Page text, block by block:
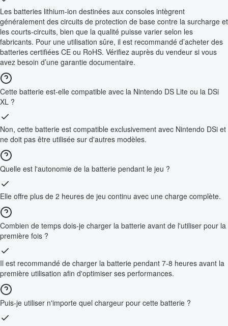
Les batteries lithium-ion destinées aux consoles intègrent
généralement des circuits de protection de base contre la surcharge et
les courts-circuits, bien que la qualité puisse varier selon les
fabricants. Pour une utilisation sûre, il est recommandé d’acheter des
batteries certifiées CE ou RoHS. Vérifiez auprès du vendeur si vous
avez besoin d’une garantie documentaire.
Cette batterie est-elle compatible avec la Nintendo DS Lite ou la DSi
XL ?
Non, cette batterie est compatible exclusivement avec Nintendo DSi et
ne doit pas être utilisée sur d'autres modèles.
Quelle est l'autonomie de la batterie pendant le jeu ?
Elle offre plus de 2 heures de jeu continu avec une charge complète.
Combien de temps dois-je charger la batterie avant de l'utiliser pour la
première fois ?
Il est recommandé de charger la batterie pendant 7-8 heures avant la
première utilisation afin d'optimiser ses performances.
Puis-je utiliser n'importe quel chargeur pour cette batterie ?